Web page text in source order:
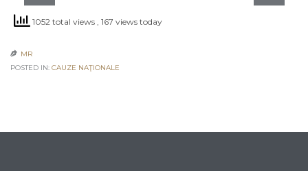
1052 total views , 167 views today
 MR
POSTED IN: CAUZE NAŢIONALE